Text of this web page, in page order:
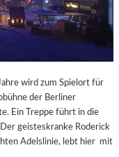
wird zum Spielort für
der Berliner
Ein Treppe führt in die
geisteskranke Roderick
Adelslinie, lebt hier mit